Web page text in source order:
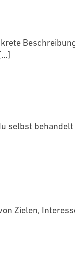
[…]
selbst
Zielen,